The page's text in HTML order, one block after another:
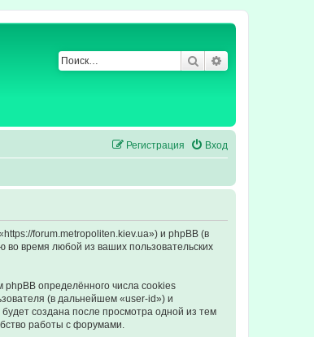
Поиск
Вход
Регистрация
forum.metropoliten.kiev.ua») и phpBB (в
время любой из ваших пользовательских
определённого числа cookies
(в дальнейшем «user-id») и
создана после просмотра одной из тем
работы с форумами.